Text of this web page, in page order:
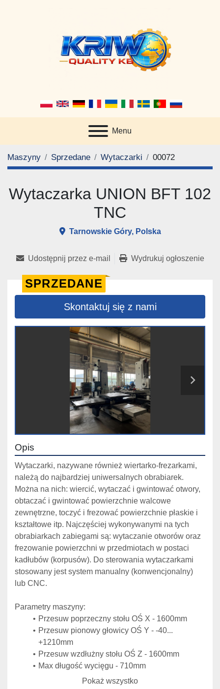
Menu
Maszyny Sprzedane Wytaczarki 00072
Wytaczarka UNION BFT 102
TNC
Tarnowskie Góry, Polska
Udostępnij przez e-mail Wydrukuj ogłoszenie
SPRZEDANE
Skontaktuj się z nami
Opis
Wytaczarki, nazywane również wiertarko-frezarkami,
należą do najbardziej uniwersalnych obrabiarek.
Można na nich: wiercić, wytaczać i gwintować otwory,
obtaczać i gwintować powierzchnie walcowe
zewnętrzne, toczyć i frezować powierzchnie płaskie i
kształtowe itp. Najczęściej wykonywanymi na tych
obrabiarkach zabiegami są: wytaczanie otworów oraz
frezowanie powierzchni w przedmiotach w postaci
kadłubów (korpusów). Do sterowania wytaczarkami
stosowany jest system manualny (konwencjonalny)
lub CNC.
Parametry maszyny:
Przesuw poprzeczny stołu OŚ X - 1600mm
Przesuw pionowy głowicy OŚ Y - -40...
+1210mm
Przesuw wzdłużny stołu OŚ Z - 1600mm
Max długość wycięgu - 710mm
Powierzchnia robocza stołu - 1250x1400mm
Pokaż wszystko